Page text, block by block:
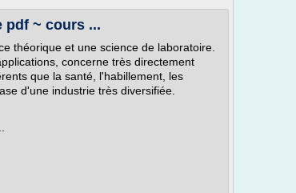
pdf ~ cours ...
théorique et une science de laboratoire.
concerne très directement
que la santé, l'habillement, les
d'une industrie très diversifiée.